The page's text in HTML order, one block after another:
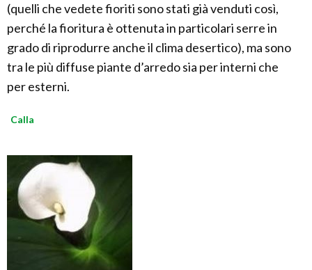
(quelli che vedete fioriti sono stati già venduti così,
perché la fioritura è ottenuta in particolari serre in
grado di riprodurre anche il clima desertico), ma sono
tra le più diffuse piante d’arredo sia per interni che
per esterni.
Calla